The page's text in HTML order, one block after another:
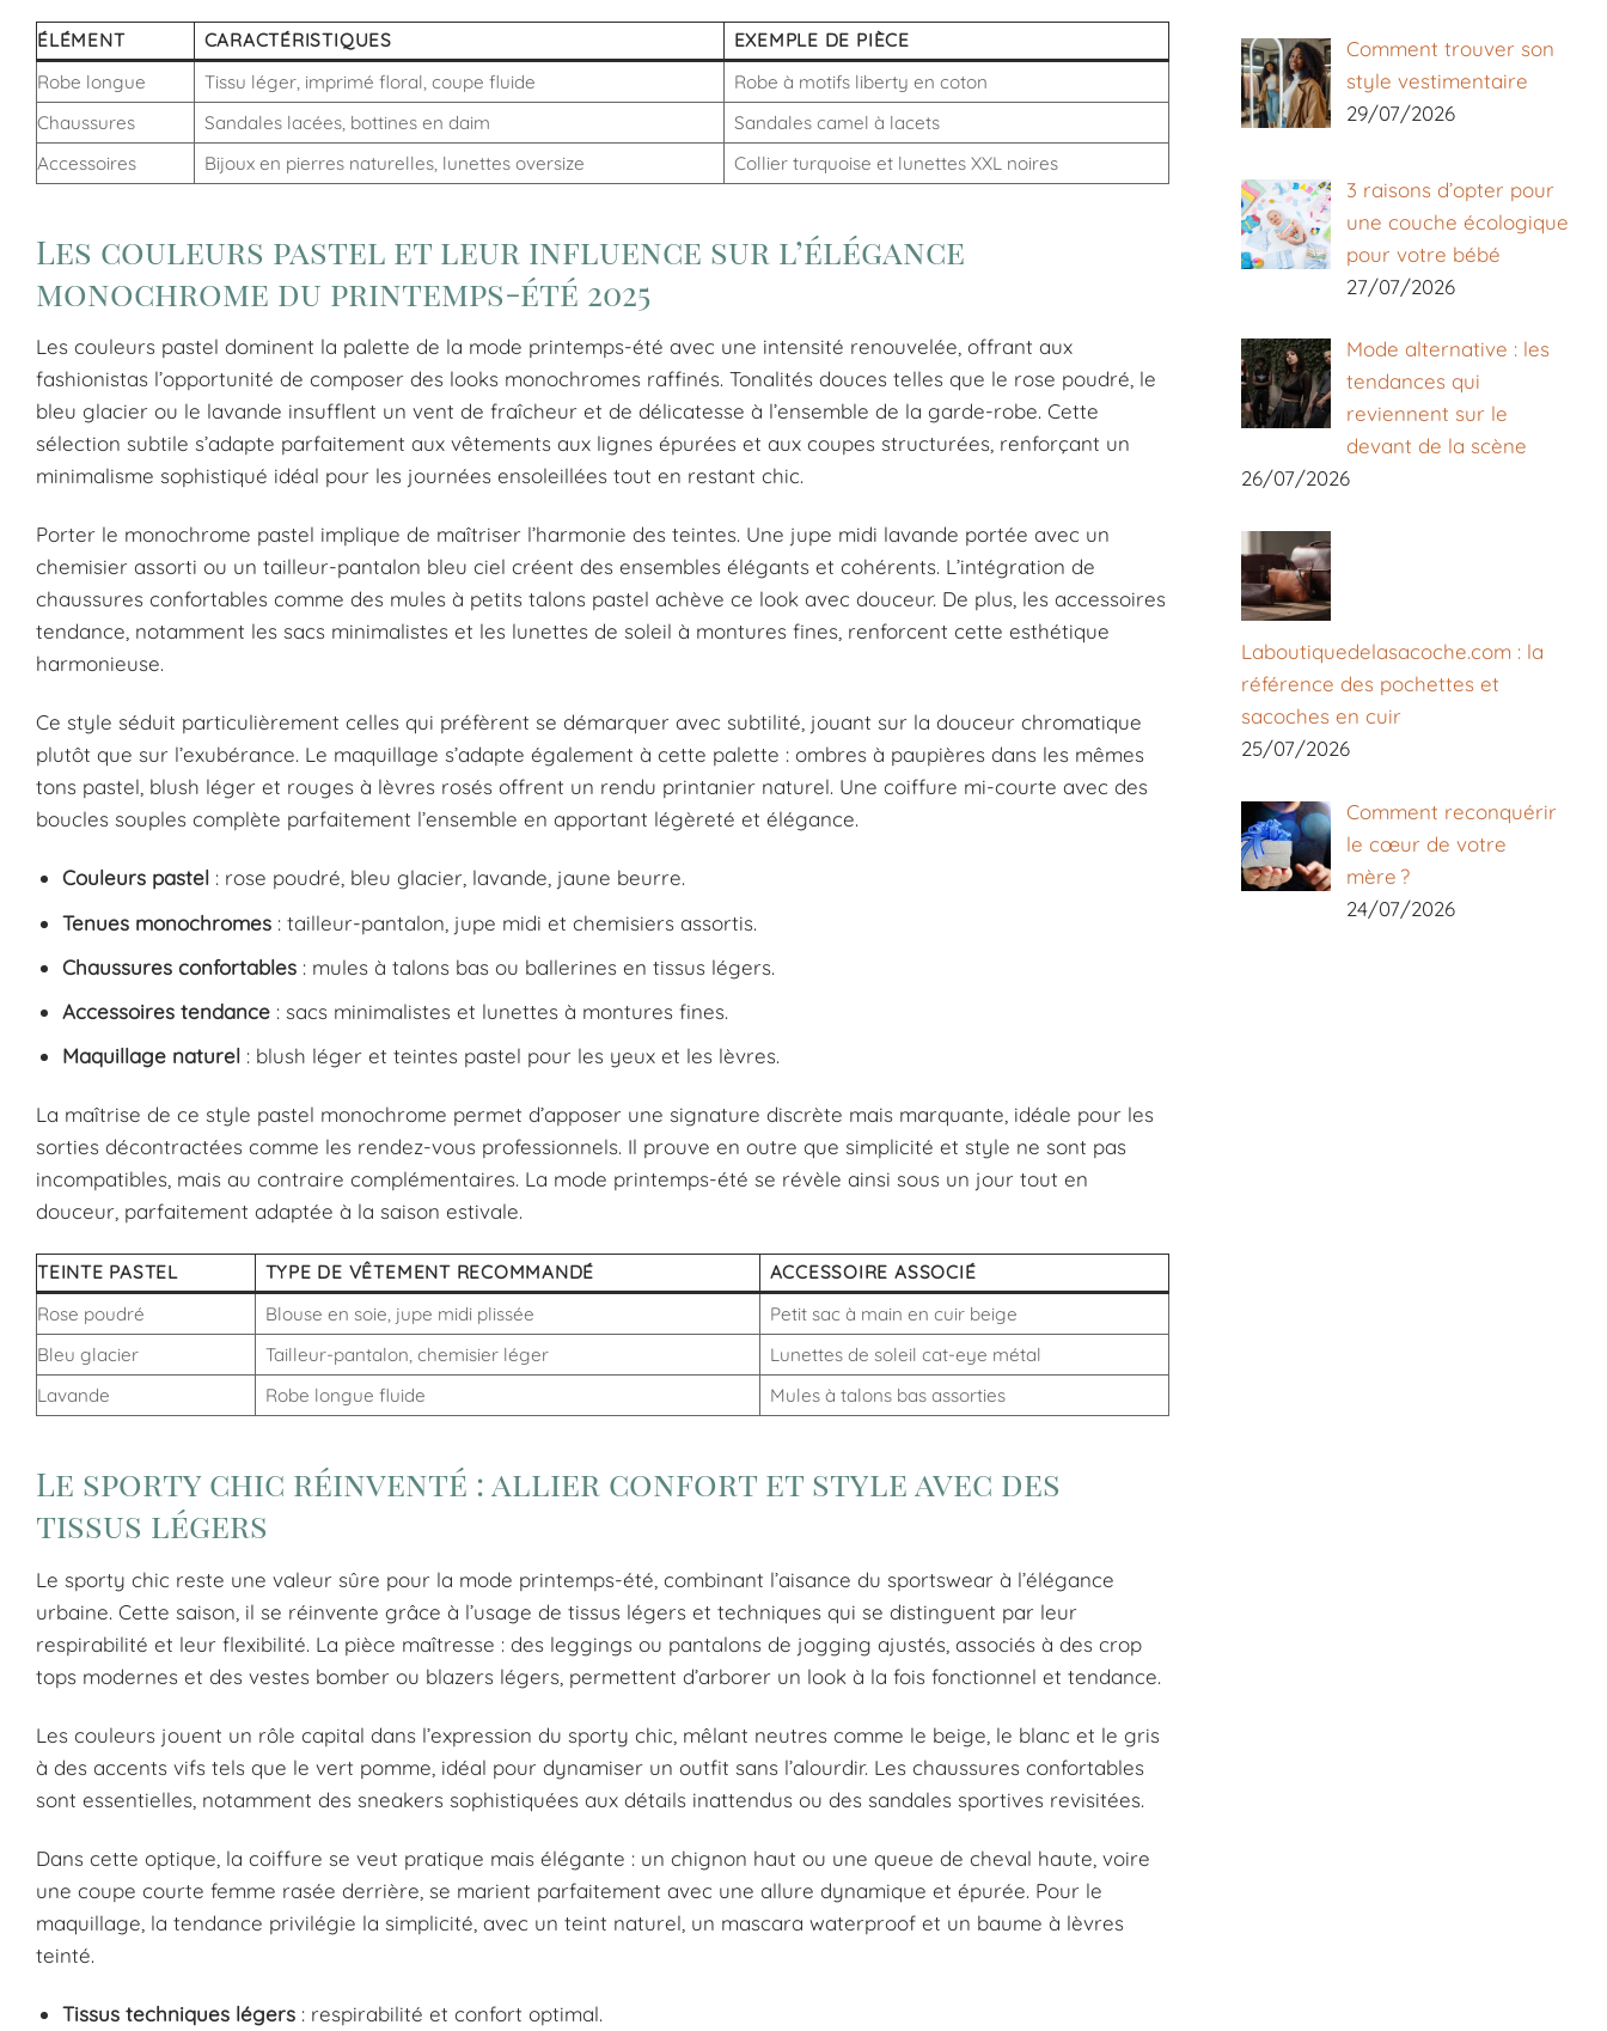
ÉLÉMENT CARACTÉRISTIQUES
EXEMPLE DE PIÈCE
Robe longue
Tissu léger, imprimé floral, coupe fluide
Robe à motifs liberty en coton
Chaussures
Sandales lacées, bottines en daim
Sandales camel à lacets
Accessoires
Bijoux en pierres naturelles, lunettes oversize Collier turquoise et lunettes XXL noires
Les couleurs pastel et leur influence sur l’élégance
monochrome du printemps-été 2025
Les couleurs pastel dominent la palette de la mode printemps-été avec une intensité renouvelée, offrant aux
fashionistas l’opportunité de composer des looks monochromes raffinés. Tonalités douces telles que le rose poudré, le
bleu glacier ou le lavande insufflent un vent de fraîcheur et de délicatesse à l’ensemble de la garde-robe. Cette
sélection subtile s’adapte parfaitement aux vêtements aux lignes épurées et aux coupes structurées, renforçant un
minimalisme sophistiqué idéal pour les journées ensoleillées tout en restant chic.
Porter le monochrome pastel implique de maîtriser l’harmonie des teintes. Une jupe midi lavande portée avec un
chemisier assorti ou un tailleur-pantalon bleu ciel créent des ensembles élégants et cohérents. L’intégration de
chaussures confortables comme des mules à petits talons pastel achève ce look avec douceur. De plus, les accessoires
tendance, notamment les sacs minimalistes et les lunettes de soleil à montures fines, renforcent cette esthétique
harmonieuse.
Ce style séduit particulièrement celles qui préfèrent se démarquer avec subtilité, jouant sur la douceur chromatique
plutôt que sur l’exubérance. Le maquillage s’adapte également à cette palette : ombres à paupières dans les mêmes
tons pastel, blush léger et rouges à lèvres rosés offrent un rendu printanier naturel. Une coiffure mi-courte avec des
boucles souples complète parfaitement l’ensemble en apportant légèreté et élégance.
Couleurs pastel : rose poudré, bleu glacier, lavande, jaune beurre.
Tenues monochromes : tailleur-pantalon, jupe midi et chemisiers assortis.
Chaussures confortables : mules à talons bas ou ballerines en tissus légers.
Accessoires tendance : sacs minimalistes et lunettes à montures fines.
Maquillage naturel : blush léger et teintes pastel pour les yeux et les lèvres.
La maîtrise de ce style pastel monochrome permet d’apposer une signature discrète mais marquante, idéale pour les
sorties décontractées comme les rendez-vous professionnels. Il prouve en outre que simplicité et style ne sont pas
incompatibles, mais au contraire complémentaires. La mode printemps-été se révèle ainsi sous un jour tout en
douceur, parfaitement adaptée à la saison estivale.
TEINTE PASTEL TYPE DE VÊTEMENT RECOMMANDÉ
ACCESSOIRE ASSOCIÉ
Rose poudré
Blouse en soie, jupe midi plissée
Petit sac à main en cuir beige
Bleu glacier
Tailleur-pantalon, chemisier léger
Lunettes de soleil cat-eye métal
Lavande
Robe longue fluide Mules à talons bas assorties
Le sporty chic réinventé : allier confort et style avec des
tissus légers
Le sporty chic reste une valeur sûre pour la mode printemps-été, combinant l’aisance du sportswear à l’élégance
urbaine. Cette saison, il se réinvente grâce à l’usage de tissus légers et techniques qui se distinguent par leur
respirabilité et leur flexibilité. La pièce maîtresse : des leggings ou pantalons de jogging ajustés, associés à des crop
tops modernes et des vestes bomber ou blazers légers, permettent d’arborer un look à la fois fonctionnel et tendance.
Les couleurs jouent un rôle capital dans l’expression du sporty chic, mêlant neutres comme le beige, le blanc et le gris
à des accents vifs tels que le vert pomme, idéal pour dynamiser un outfit sans l’alourdir. Les chaussures confortables
sont essentielles, notamment des sneakers sophistiquées aux détails inattendus ou des sandales sportives revisitées.
Dans cette optique, la coiffure se veut pratique mais élégante : un chignon haut ou une queue de cheval haute, voire
une coupe courte femme rasée derrière, se marient parfaitement avec une allure dynamique et épurée. Pour le
maquillage, la tendance privilégie la simplicité, avec un teint naturel, un mascara waterproof et un baume à lèvres
teinté.
Tissus techniques légers : respirabilité et confort optimal.
Comment trouver son
style vestimentaire
29/07/2026
3 raisons d’opter pour
une couche écologique
pour votre bébé
27/07/2026
Mode alternative : les
tendances qui
reviennent sur le
devant de la scène
26/07/2026
Laboutiquedelasacoche.com : la
référence des pochettes et
sacoches en cuir
25/07/2026
Comment reconquérir
le cœur de votre
mère ?
24/07/2026